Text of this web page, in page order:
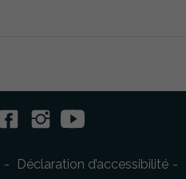
Déclaration d’accessibilité